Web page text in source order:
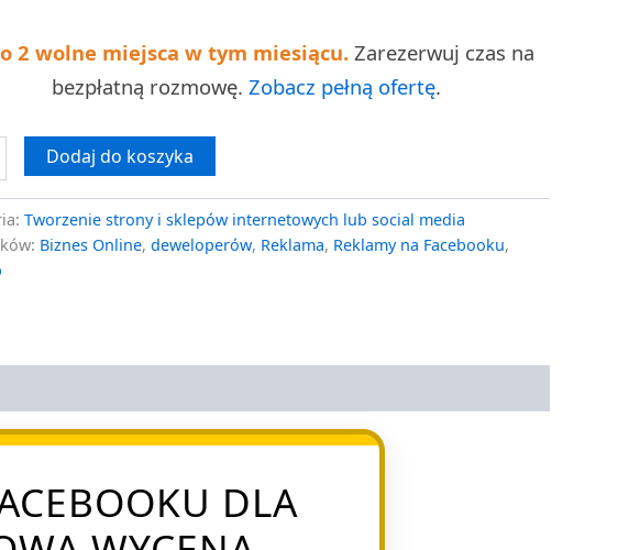
2 wolne miejsca w tym miesiącu. Zarezerwuj czas na
bezpłatną rozmowę. Zobacz pełną ofertę.
Dodaj do koszyka
Tworzenie strony i sklepów internetowych lub social media
Biznes Online, deweloperów, Reklama, Reklamy na Facebooku,
DLA